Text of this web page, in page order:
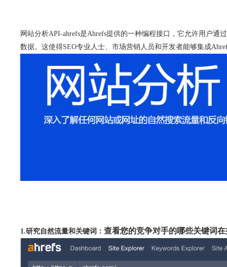
网站分析API-ahrefs是Ahrefs提供的一种编程接口，它允许用户
数据。这使得SEO专业人士、市场营销人员和开发者能够集成
1.研究自然流量和关键词： 查看您的竞争对手的哪些关键词